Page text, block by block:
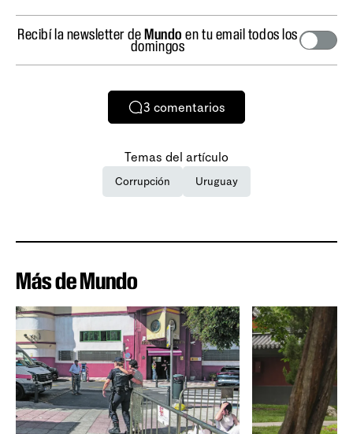
Recibí la newsletter deMundo en tu email todos los
domingos
3 comentarios
Temas del artículo
Corrupción Uruguay
Más de Mundo